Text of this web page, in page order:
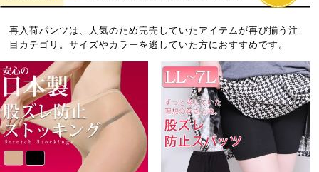
再入荷パンツは、人気のため完売していたアイテムが再び揃う注
目カテゴリ。サイズやカラーを逃していた方におすすめです。